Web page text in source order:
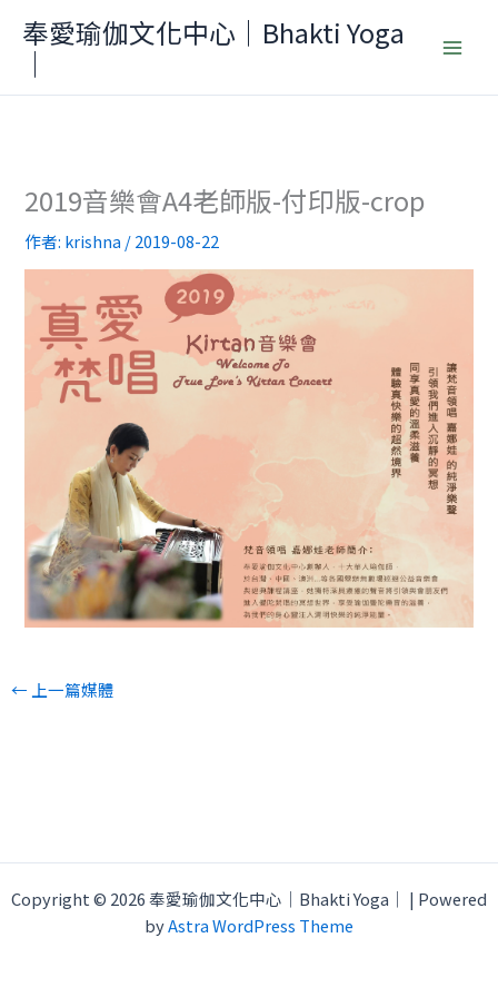
要
奉愛瑜伽文化中心｜Bhakti Yoga
｜
2019音樂會A4老師版-付印版-crop
作者: krishna /2019-08-22
← 上一篇媒體
Copyright © 2026 奉愛瑜伽文化中心｜Bhakti Yoga｜ | Powered
byAstra WordPress Theme